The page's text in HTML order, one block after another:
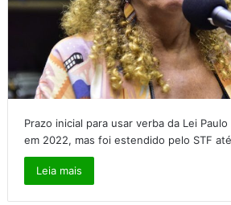
Prazo inicial para usar verba da Lei
em 2022, mas foi estendido pelo STF
Leia mais